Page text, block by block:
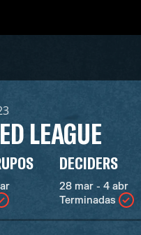
LEAGUE
DECIDERS
28 mar - 4 abr
Terminadas